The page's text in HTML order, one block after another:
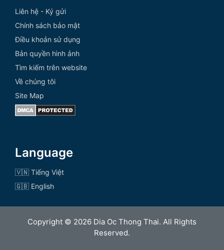
Liên hệ - Ký gửi
Chính sách bảo mật
Điều khoản sử dụng
Bản quyền hình ảnh
Tìm kiếm trên website
Về chúng tôi
Site Map
Language
🇻🇳 Tiếng Việt
🇬🇧 English
Copyright © 2026 Dia Oc Thong Thai. All Rights
Reserved.